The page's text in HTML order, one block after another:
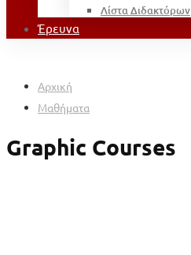
Λίστα Διδακτόρων
Έρευνα
Αρχική
Μαθήματα
Graphic Courses